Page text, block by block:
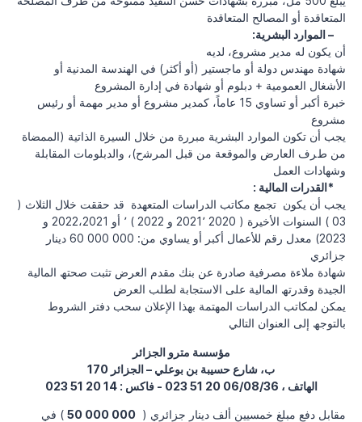
المتعاقدة أو المصالح المتعاقدة
:الموارد البشرية –
أن يكون له مدير مشروع، لديه
ﺷﮭﺎدة ﻣﮭﻨﺪس دوﻟﺔ أو ﻣﺎﺟﺴﺘﯿﺮ (أو أﻛﺜﺮ) ﻓﻲ اﻟﮭﻨﺪﺳﺔ اﻟﻤﺪﻧﯿﺔ أو
اﻷﺷﻐﺎل اﻟﻌﻤﻮﻣﯿﺔ + دﺑﻠﻮم أو ﺷﮭﺎدة ﻓﻲ إدارة اﻟﻤﺸﺮوع
ﺧﺒﺮة أﻛﺒﺮ أو ﺗﺴﺎوي 15 ﻋﺎﻣﺎً، ﻛﻤﺪﯾﺮ ﻣﺸﺮوع أو ﻣﺪﯾﺮ ﻣﮭﻤﺔ أو رﺋﯿﺲ
ﻣﺸﺮوع
ﯾﺠﺐ أن ﺗﻜﻮن اﻟﻤﻮارد اﻟﺒﺸﺮﯾﺔ ﻣﺒﺮرة ﻣﻦ ﺧﻼل اﻟﺴﯿﺮة اﻟﺬاﺗﯿﺔ (اﻟﻤﻤﻀﺎة
ﻣﻦ طﺮف اﻟﻌﺎرض واﻟﻤﻮﻗﻌﺔ ﻣﻦ ﻗﺒﻞ اﻟﻤﺮﺷح)، والدبلومات المقابلة
وشهادات العمل
: القدرات المالية*
يجب أن يكون تجمع مكاتب الدراسات المتعهدة قد حققت خلال الثلاث (
03 ) السنوات الأخيرة ( 2020 2021٬ و 2022 ) ٬ أو 2022،2021 و
2023) معدل رقم للأعمال أكبر أو يساوي من: 000 000 60 دينار
جزائري
ﺷﮭﺎدة ﻣﻼءة ﻣﺼﺮﻓﯿﺔ ﺻﺎدرة ﻋﻦ ﺑﻨﻚ ﻣﻘﺪم اﻟﻌﺮض ﺗﺜﺒﺖ ﺻﺤﺘﮫ اﻟﻤﺎﻟﯿﺔ
اﻟﺠﯿﺪة وﻗﺪرﺗﮫ اﻟﻤﺎﻟﯿﺔ ﻋﻠﻰ اﻻﺳﺘﺠﺎﺑﺔ ﻟﻄﻠﺐ العرض
ﯾﻤﻜﻦ ﻟﻤﻜﺎﺗﺐ اﻟﺪراﺳﺎت اﻟﻤﮭﺘﻤﺔ ﺑﮭﺬا اﻹﻋﻼن ﺳﺤﺐ دﻓﺘﺮ اﻟﺸﺮوط
ﺑﺎﻟﺘﻮﺟﮫ إﻟﻰ اﻟﻌﻨﻮان اﻟﺘﺎﻟﻲ
مؤسسة مترو الجزائر
170 ب، شارع حسيبة بن بوعلي – الجزائر
الهاتف ، 06/08/36 20 51 023 - فاكس : 14 20 51 023
مقابل دفع مبلغ خمسيين ألف دينار جزائري ( 000 000 50
) في